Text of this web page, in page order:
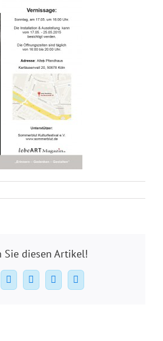
Sie diesen Artikel!
X WhatsAppPinterest
E-
Mail